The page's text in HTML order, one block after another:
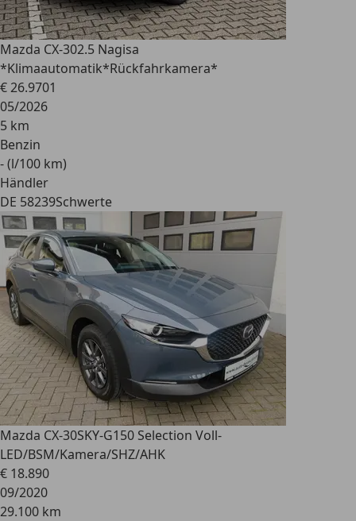
Mazda CX-302.5 Nagisa
*Klimaautomatik*Rückfahrkamera*
€ 26.9701
05/2026
5 km
Benzin
- (l/100 km)
Händler
DE 58239Schwerte
Mazda CX-30SKY-G150 Selection Voll-
LED/BSM/Kamera/SHZ/AHK
€ 18.890
09/2020
29.100 km